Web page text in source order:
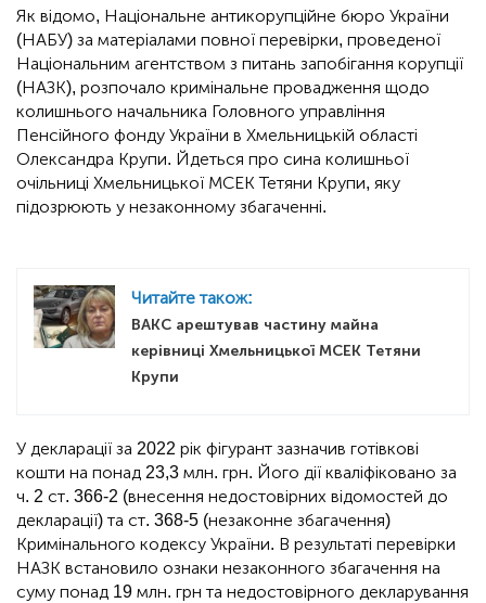
Як відомо, Національне антикорупційне бюро України
(НАБУ) за матеріалами повної перевірки, проведеної
Національним агентством з питань запобігання корупції
(НАЗК), розпочало кримінальне провадження щодо
колишнього начальника Головного управління
Пенсійного фонду України в Хмельницькій області
Олександра Крупи. Йдеться про сина колишньої
очільниці Хмельницької МСЕК Тетяни Крупи, яку
підозрюють у незаконному збагаченні.
Читайте також:
ВАКС арештував частину майна
керівниці Хмельницької МСЕК Тетяни
Крупи
У декларації за 2022 рік фігурант зазначив готівкові
кошти на понад 23,3 млн. грн. Його дії кваліфіковано за
ч. 2 ст. 366-2 (внесення недостовірних відомостей до
декларації) та ст. 368-5 (незаконне збагачення)
Кримінального кодексу України. В результаті перевірки
НАЗК встановило ознаки незаконного збагачення на
суму понад 19 млн. грн та недостовірного декларування